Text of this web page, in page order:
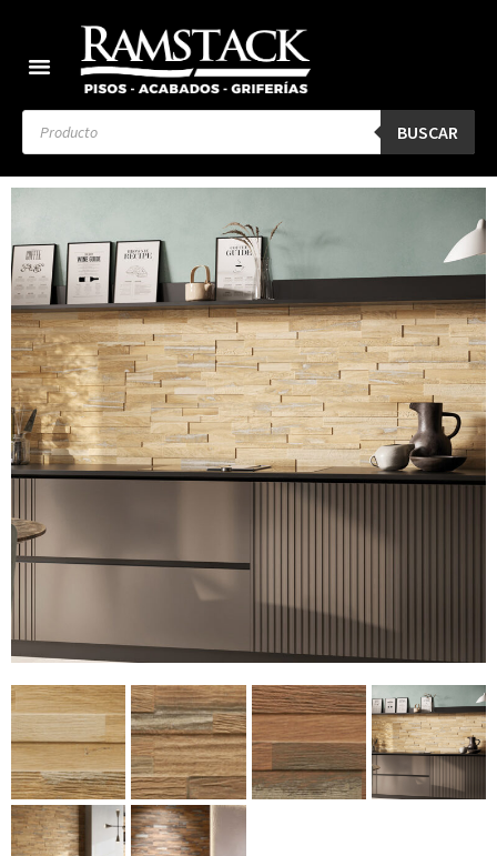
BUSCAR